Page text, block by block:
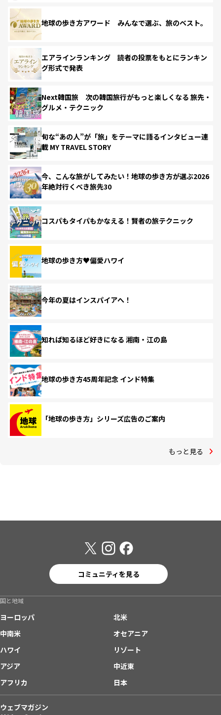
地球の歩き方アワード みんなで選ぶ、旅のベスト。
エアラインランキング 読者の投票をもとにランキン
グ形式で発表
Next韓国旅 次の韓国旅行がもっと楽しくなる 旅先・
グルメ・テクニック
旬な“あの人”が「旅」をテーマに語るインタビュー連
載 MY TRAVEL STORY
今、こんな旅がしてみたい！地球の歩き方が選ぶ2026
年絶対行くべき旅先30
コスパもタイパもかなえる！賢者の旅テクニック
地球の歩き方♥偏愛ハワイ
今年の夏はインスパイアへ！
知れば知るほど好きになる 湘南・江の島
地球の歩き方45周年記念 インド特集
「地球の歩き方」シリーズ広告のご案内
もっと見る
コミュニティを見る
国と地域
ヨーロッパ
北米
中南米
オセアニア
ハワイ
リゾート
アジア
中近東
アフリカ
日本
ウェブマガジン